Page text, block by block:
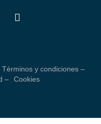
Términos y condiciones –
–
Cookies